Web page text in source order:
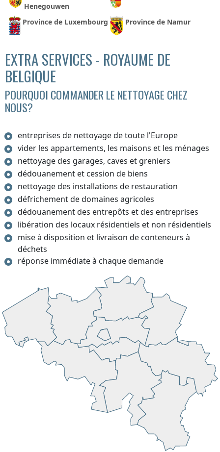
Henegouwen
Province de Luxembourg Province de Namur
EXTRA SERVICES - ROYAUME DE
BELGIQUE
POURQUOI COMMANDER LE NETTOYAGE CHEZ
NOUS?
entreprises de nettoyage de toute l'Europe
vider les appartements, les maisons et les ménages
nettoyage des garages, caves et greniers
dédouanement et cession de biens
nettoyage des installations de restauration
défrichement de domaines agricoles
dédouanement des entrepôts et des entreprises
libération des locaux résidentiels et non résidentiels
mise à disposition et livraison de conteneurs à
déchets
réponse immédiate à chaque demande